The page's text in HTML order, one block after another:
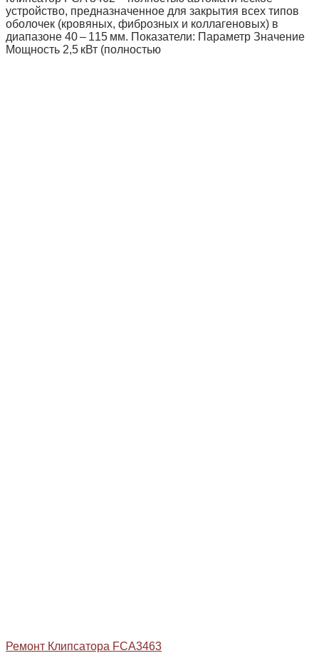
устройство, предназначенное для закрытия всех типов
оболочек (кровяных, фиброзных и коллагеновых) в
диапазоне 40 – 115 мм. Показатели: Параметр Значение
Мощность 2,5 кВт (полностью
Ремонт Клипсатора FCA3463